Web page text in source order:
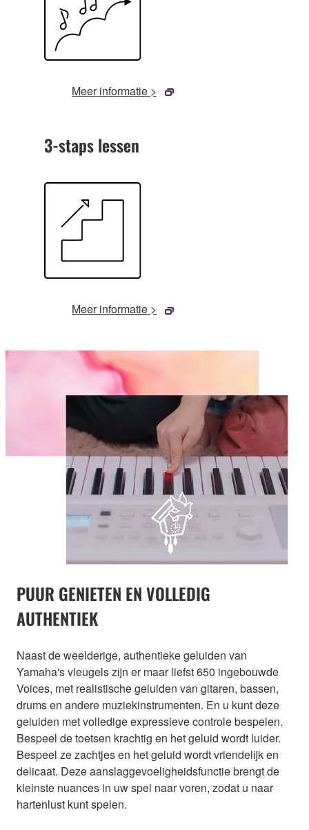
Meer informatie >
3-staps lessen
Meer informatie >
PUUR GENIETEN EN VOLLEDIG
AUTHENTIEK
Naast de weelderige, authentieke geluiden van
Yamaha's vleugels zijn er maar liefst 650 ingebouwde
Voices, met realistische geluiden van gitaren, bassen,
drums en andere muziekinstrumenten. En u kunt deze
geluiden met volledige expressieve controle bespelen.
Bespeel de toetsen krachtig en het geluid wordt luider.
Bespeel ze zachtjes en het geluid wordt vriendelijk en
delicaat. Deze aanslaggevoeligheidsfunctie brengt de
kleinste nuances in uw spel naar voren, zodat u naar
hartenlust kunt spelen.